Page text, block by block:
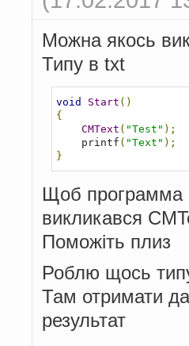
Можна якось
Типу в txt
void Start ()
{
CMText ( "Test" );
    printf
( "Text" );
}
Щоб программа
викликався
Поможiть плиз
Роблю щось
Там отримати
результат